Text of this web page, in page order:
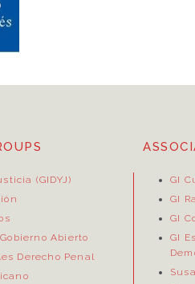
(GIDYJ)
Abierto
Derecho Penal
GI
GI
GI
GI